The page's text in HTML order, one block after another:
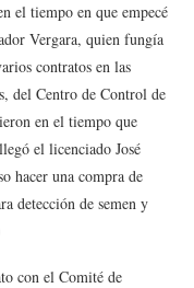
el tiempo en que empecé
Vergara, quien fungía
contratos en las
del Centro de Control de
en el tiempo que
el licenciado José
hacer una compra de
detección de semen y
con el Comité de